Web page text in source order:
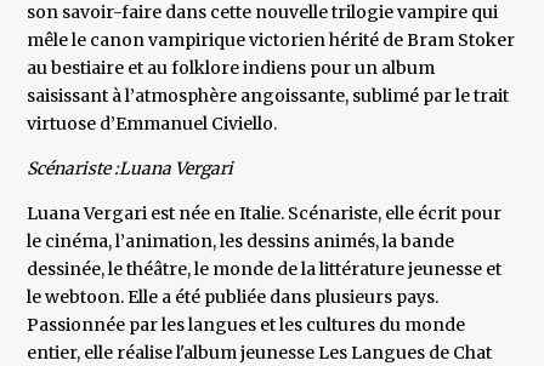
son savoir-faire dans cette nouvelle trilogie vampire qui
mêle le canon vampirique victorien hérité de Bram Stoker
au bestiaire et au folklore indiens pour un album
saisissant à l’atmosphère angoissante, sublimé par le trait
virtuose d’Emmanuel Civiello.
Scénariste :Luana Vergari
Luana Vergari est née en Italie. Scénariste, elle écrit pour
le cinéma, l’animation, les dessins animés, la bande
dessinée, le théâtre, le monde de la littérature jeunesse et
le webtoon. Elle a été publiée dans plusieurs pays.
Passionnée par les langues et les cultures du monde
entier, elle réalise l'album jeunesse Les Langues de Chat